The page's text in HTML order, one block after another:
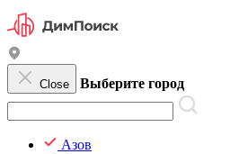
Close Выберите город
Азов